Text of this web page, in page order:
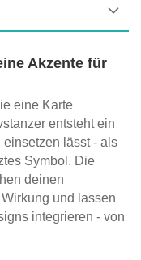
Akzente für
eine Karte
entsteht ein
lässt - als
Symbol. Die
deinen
und lassen
integrieren - von